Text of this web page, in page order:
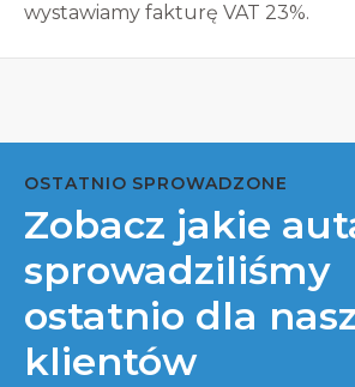
wystawiamy fakturę VAT 23%.
OSTATNIO SPROWADZONE
Zobacz jakie
sprowadziliśmy
ostatnio dla
klientów